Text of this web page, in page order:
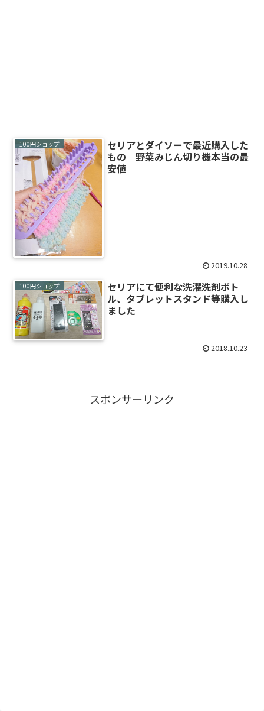
100円ショップ
セリアとダイソーで最近購入した
もの 野菜みじん切り機本当の最
安値
2019.10.28
100円ショップ
セリアにて便利な洗濯洗剤ボト
ル、タブレットスタンド等購入し
ました
2018.10.23
スポンサーリンク